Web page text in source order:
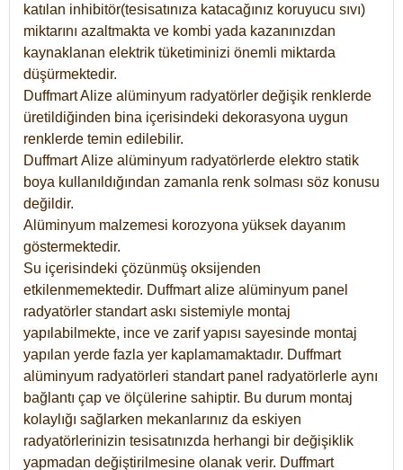
katılan inhibitör(tesisatınıza katacağınız koruyucu sıvı)
miktarını azaltmakta ve kombi yada kazanınızdan
kaynaklanan elektrik tüketiminizi önemli miktarda
düşürmektedir.
Duffmart Alize alüminyum radyatörler değişik renklerde
üretildiğinden bina içerisindeki dekorasyona uygun
renklerde temin edilebilir.
DuffmartAlize alüminyum radyatörlerde elektro statik
boya kullanıldığından zamanla renk solması söz konusu
değildir.
Alüminyum malzemesi korozyona yüksek dayanım
göstermektedir.
Su içerisindeki çözünmüş oksijenden
etkilenmemektedir. Duffmart alize alüminyum panel
radyatörler standart askı sistemiyle montaj
yapılabilmekte, ince ve zarif yapısı sayesinde montaj
yapılan yerde fazla yer kaplamamaktadır. Duffmart
alüminyum radyatörleri standart panel radyatörlerle aynı
bağlantı çap ve ölçülerine sahiptir. Bu durum montaj
kolaylığı sağlarken mekanlarınız da eskiyen
radyatörlerinizin tesisatınızda herhangi bir değişiklik
yapmadan değiştirilmesine olanak verir. Duffmart